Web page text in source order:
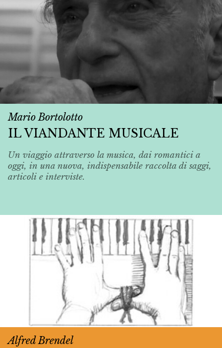
Mario Bortolotto
IL VIANDANTE MUSICALE
Un viaggio attraverso la musica, dai romantici a
oggi, in una nuova, indispensabile raccolta di saggi,
articoli e interviste.
Alfred Brendel